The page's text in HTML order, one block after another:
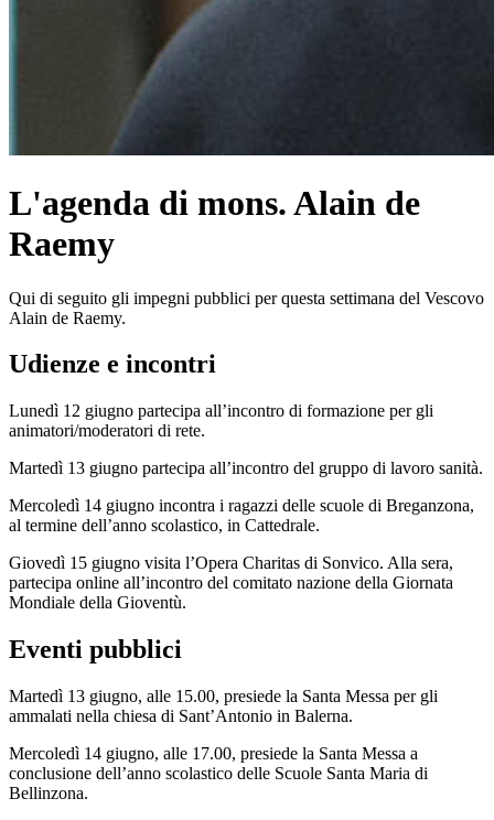
L'agenda di mons. Alain de
Raemy
Qui di seguito gli impegni pubblici per questa settimana del Vescovo
Alain de Raemy.
Udienze e incontri
Lunedì 12 giugno partecipa all’incontro di formazione per gli
animatori/moderatori di rete.
Martedì 13 giugno partecipa all’incontro del gruppo di lavoro sanità.
Mercoledì 14 giugno incontra i ragazzi delle scuole di Breganzona,
al termine dell’anno scolastico, in Cattedrale.
Giovedì 15 giugno visita l’Opera Charitas di Sonvico. Alla sera,
partecipa online all’incontro del comitato nazione della Giornata
Mondiale della Gioventù.
Eventi pubblici
Martedì 13 giugno, alle 15.00, presiede la Santa Messa per gli
ammalati nella chiesa di Sant’Antonio in Balerna.
Mercoledì 14 giugno, alle 17.00, presiede la Santa Messa a
conclusione dell’anno scolastico delle Scuole Santa Maria di
Bellinzona.